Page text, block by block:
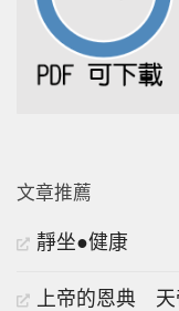
文章推薦
靜坐●健康
上帝的恩典